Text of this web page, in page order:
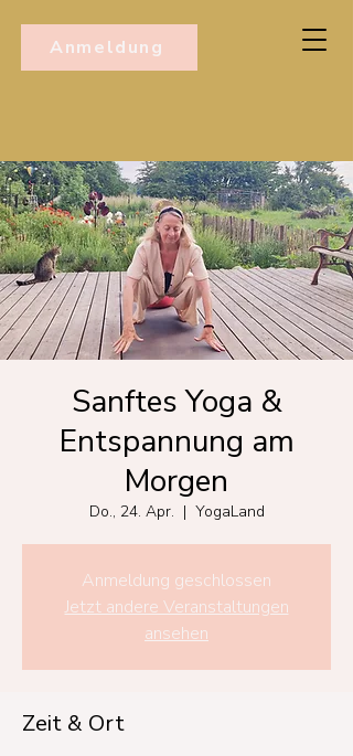
Anmeldung
Sanftes Yoga &
Entspannung am
Morgen
Do., 24. Apr.
  |
YogaLand
Anmeldung geschlossen
Jetzt andere Veranstaltungen
ansehen
Zeit & Ort